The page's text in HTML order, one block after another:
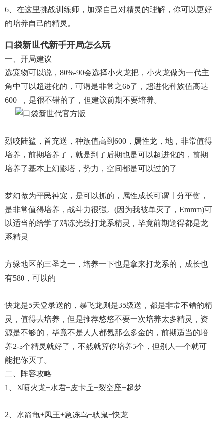
6、在这里挑战训练师，加深自己对精灵的理解，你可以更好
的培养自己的精灵。
口袋新世代新手开局怎么玩
一、开局建议
选宠物可以说，80%-90会选择小火龙把，小火龙做为一代主
角中可以超进化的，可谓是非常之6b了，超进化种族值高达
600+，是很不错的了，但建议前期不要培养。
烈咬陆鲨，首充送，种族值高到600，属性龙，地，非常值得
培养，前期培养了，就是到了后期也是可以超进化的，前期
培养了基本上幻影塔，势力，空间都是可以过的了
梦幻做为平民神宠，是可以抓的，属性成长可谓十分平衡，
是非常值得培养，战斗力很强。(因为我被单灭了，emmm)可
以适当的给学了鸡冻光线打龙系精灵，毕竟前期送得都是龙
系精灵
方缘地区的三圣之一，培养一下也是拿来打龙系的，成长也
有580，可以的
快龙是5天登录送的，暴飞龙则是35级送，都是非常不错的精
灵，值得去培养，但是推荐悠悠不要一次培养太多精灵，资
源是不够的，毕竟不是人人都氪那么多金的，前期适当的培
养2-3个精灵就好了，不然就算你培养5个，但别人一个就可
能把你灭了。
二、阵容攻略
1、X喷火龙+水君+皮卡丘+裂空座+超梦
2、水箭龟+凤王+急冻鸟+耿鬼+快龙